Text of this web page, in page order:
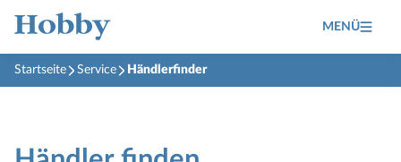
MENÜ
Startseite Service Händlerfinder